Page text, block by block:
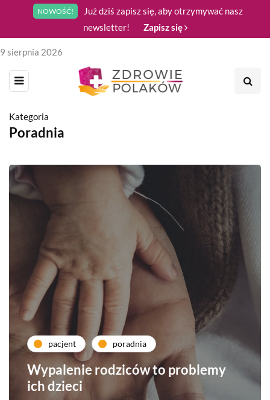
NOWOŚĆ!
Już dziś zapisz się, aby otrzymywać nasz
newsletter!
Zapisz się
9 sierpnia 2026
Kategoria
Poradnia
pacjent poradnia
Wypalenie rodziców to problemy
ich dzieci